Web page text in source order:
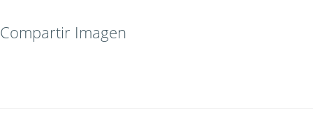
Compartir Imagen